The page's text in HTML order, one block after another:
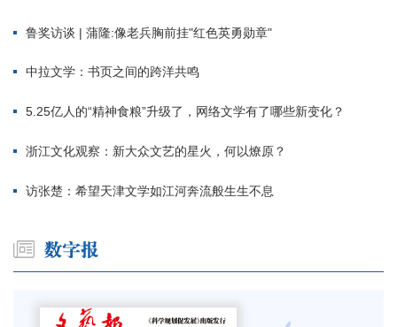
鲁奖访谈 | 蒲隆:像老兵胸前挂"红色英勇勋章"
中拉文学：书页之间的跨洋共鸣
5.25亿人的“精神食粮”升级了，网络文学有了哪些新变化？
浙江文化观察：新大众文艺的星火，何以燎原？
访张楚：希望天津文学如江河奔流般生生不息